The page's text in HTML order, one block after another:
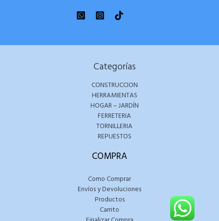
Categorías
CONSTRUCCION
HERRAMIENTAS
HOGAR – JARDÍN
FERRETERIA
TORNILLERIA
REPUESTOS
COMPRA
Como Comprar
Envíos y Devoluciones
Productos
Carrito